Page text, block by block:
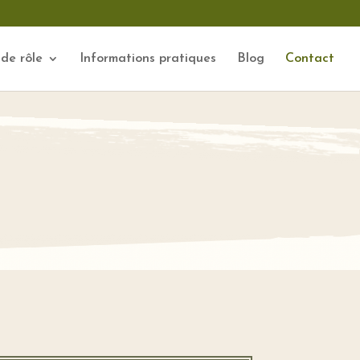
de rôle Informations pratiques Blog Contact